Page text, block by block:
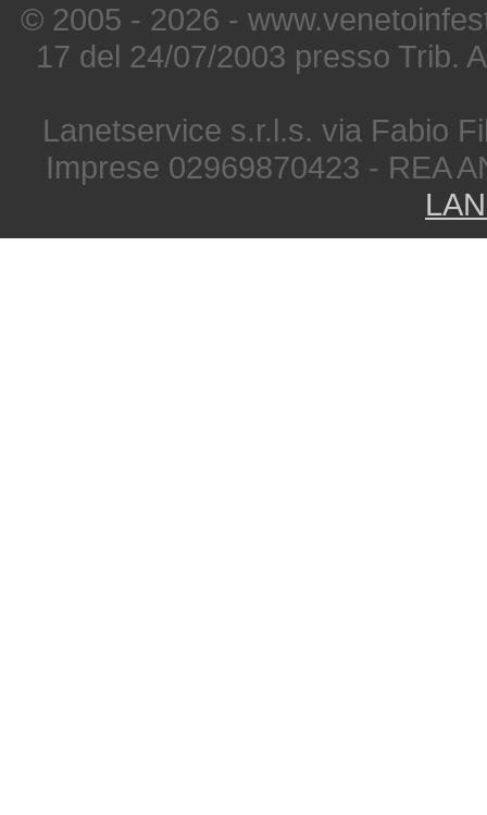
© 2005 - 2026 -
17 del 24/07/2003 presso Trib.
Lanetservice s.r.l.s. via Fabio
Imprese 02969870423 - REA